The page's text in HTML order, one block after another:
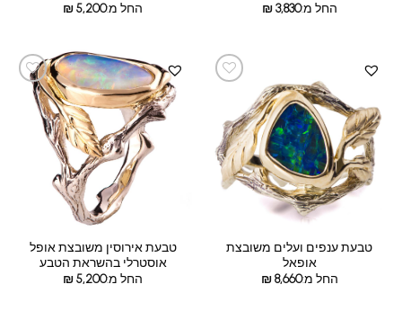
החל מ: ₪3,830
החל מ:
₪5,200
טבעת ענפים ועלים משובצת
אופאל
החל מ:
₪8,660
טבעת אירוסין משובצת אופל
אוסטרלי בהשראת הטבע
החל מ:
₪5,200